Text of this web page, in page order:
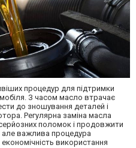
процедур для підтримки
З часом масло втрачає
до зношування деталей і
Регулярна заміна масла
поломок і продовжити
але важлива процедура
використання